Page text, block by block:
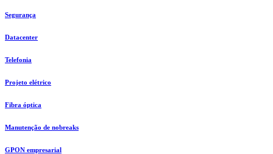
Segurança
Datacenter
Telefonia
Projeto elétrico
Fibra óptica
Manutenção de nobreaks
GPON empresarial